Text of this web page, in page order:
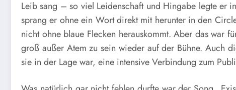
Leib sang – so viel Leidenschaft und Hingabe legte er
sprang er ohne ein Wort direkt mit herunter in den
nicht ohne blaue Flecken herauskommt. Aber das war
groß außer Atem zu sein wieder auf der Bühne. Auch
sie in der Lage war, eine intensive Verbindung zum